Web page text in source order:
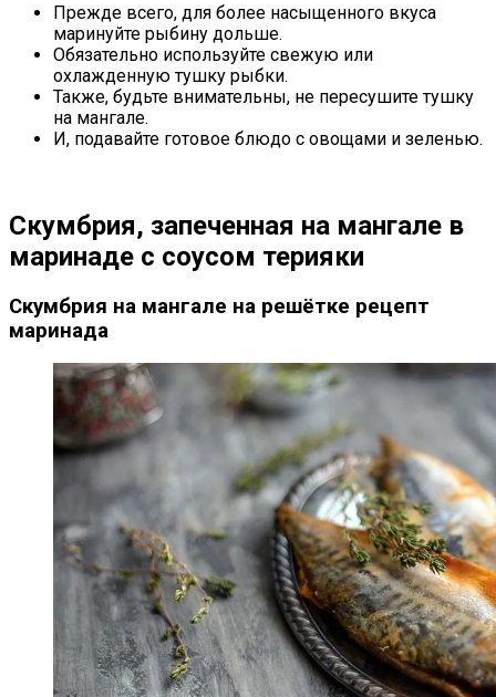
Прежде всего, для более насыщенного вкуса
маринуйте рыбину дольше.
Обязательно используйте свежую или
охлажденную тушку рыбки.
Также, будьте внимательны, не пересушите тушку
на мангале.
И, подавайте готовое блюдо с овощами и зеленью.
Скумбрия, запеченная на мангале в
маринаде с соусом терияки
Скумбрия на мангале на решётке рецепт
маринада